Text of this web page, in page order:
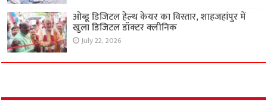
ओब्डू डिजिटल हेल्थ केयर का विस्तार, शाहजहांपुर में
खुला डिजिटल डॉक्टर क्लीनिक
July 22, 2026